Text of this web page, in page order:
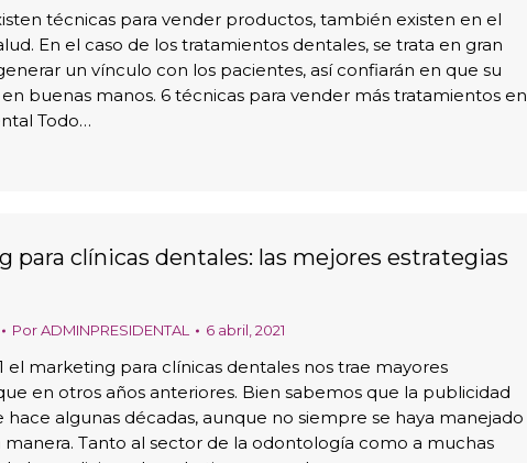
técnicas para vender productos, también existen en el
En el caso de los tratamientos dentales, se trata en gran
un vínculo con los pacientes, así confiarán en que su
buenas manos. 6 técnicas para vender más tratamientos en
Todo…
para clínicas dentales: las mejores estrategias
PorADMINPRESIDENTAL 6 abril, 2021
el marketing para clínicas dentales nos trae mayores
en otros años anteriores. Bien sabemos que la publicidad
hace algunas décadas, aunque no siempre se haya manejado
manera. Tanto al sector de la odontología como a muchas